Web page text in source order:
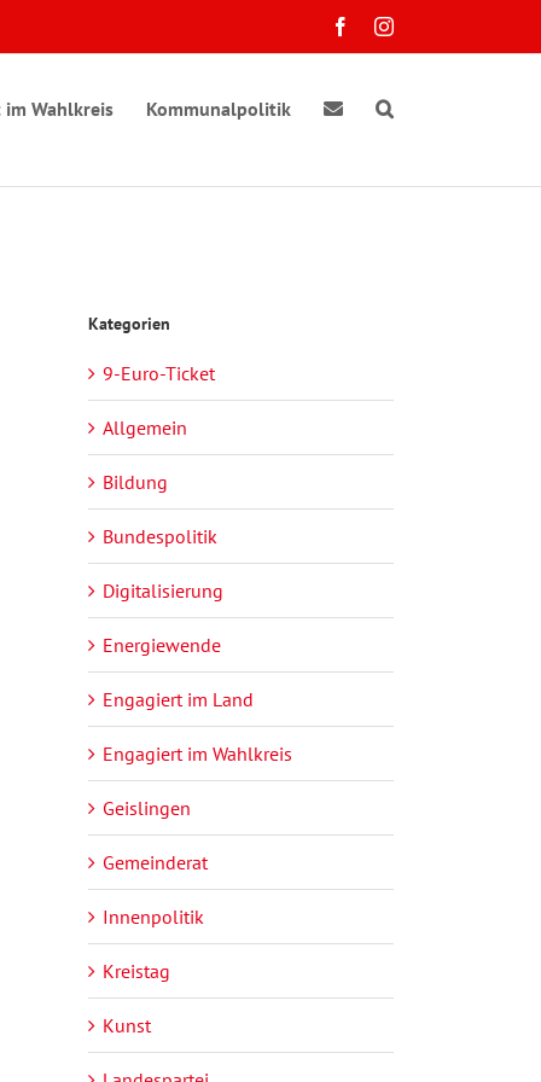
FacebookInstagram
im Wahlkreis Kommunalpolitik
Kategorien
9-Euro-Ticket
Allgemein
Bildung
Bundespolitik
Digitalisierung
Energiewende
Engagiert im Land
Engagiert im Wahlkreis
Geislingen
Gemeinderat
Innenpolitik
Kreistag
Kunst